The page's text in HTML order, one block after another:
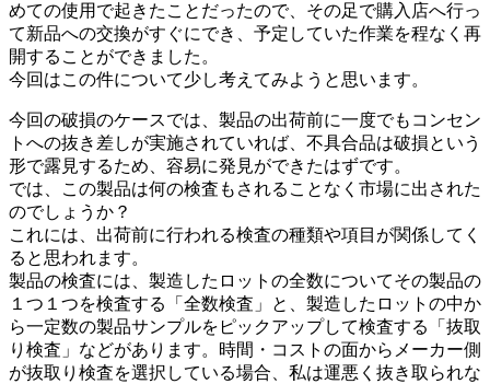
めての使用で起きたことだったので、その足で購入店へ行っ
て新品への交換がすぐにでき、予定していた作業を程なく再
開することができました。
今回はこの件について少し考えてみようと思います。
今回の破損のケースでは、製品の出荷前に一度でもコンセン
トへの抜き差しが実施されていれば、不具合品は破損という
形で露見するため、容易に発見ができたはずです。
では、この製品は何の検査もされることなく市場に出された
のでしょうか？
これには、出荷前に行われる検査の種類や項目が関係してく
ると思われます。
製品の検査には、製造したロットの全数についてその製品の
１つ１つを検査する「全数検査」と、製造したロットの中か
ら一定数の製品サンプルをピックアップして検査する「抜取
り検査」などがあります。時間・コストの面からメーカー側
が抜取り検査を選択している場合、私は運悪く抜き取られな